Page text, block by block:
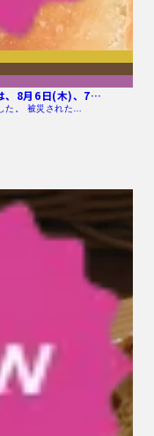
、8月6日(木)、7…
た。 被災された…